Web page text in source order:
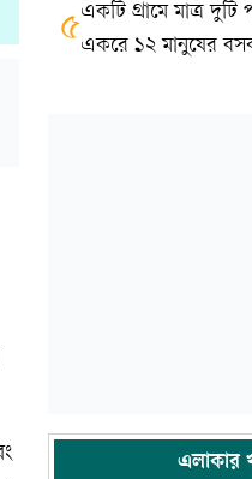
৫একটি গ্রামে মাত্র দুটি
একরে ১২ মানুষের
এলাকার